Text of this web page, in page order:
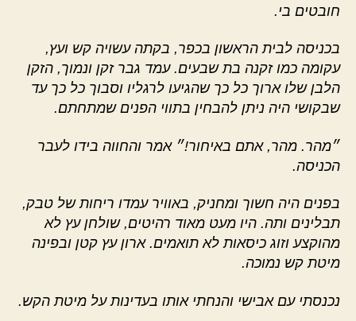
חובטים בי.
בכניסה לבית הראשון בכפר, בקתה עשויה קש ועץ,
עקומה כמו זקנה בת שבעים. עמד גבר זקן ונמוך, הזקן
הלבן שלו ארוך כל כך שהגיעו לרגליו וסבוך כל כך עד
שבקושי היה ניתן להבחין בתווי הפנים שמתחתם.
״מהר. מהר, אתם באיחור!״ אמר והחווה בידו לעבר
הכניסה.
בפנים היה חשוך ומחניק, באוויר עמדו ריחות של טבק,
תבלינים ותה. היו מעט מאוד רהיטים, שולחן עץ לא
מהוקצע וזוג כיסאות לא תואמים. ארון עץ קטן ובפינה
מיטת קש נמוכה.
נכנסתי עם אבישי והנחתי אותו בעדינות על מיטת הקש.